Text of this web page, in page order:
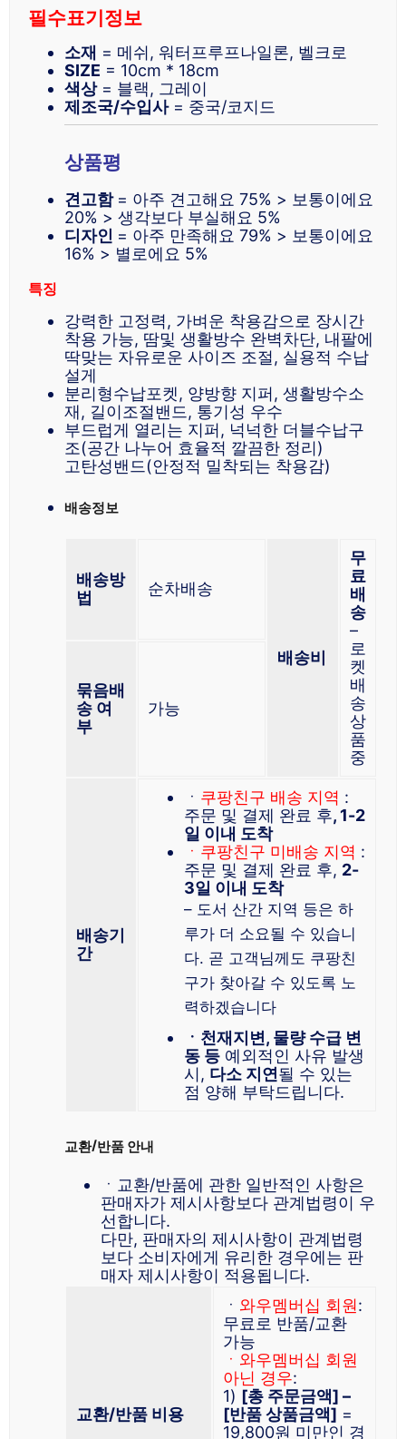
필수표기정보
소재 = 메쉬, 워터프루프나일론, 벨크로
SIZE = 10cm * 18cm
색상= 블랙, 그레이
제조국/수입사= 중국/코지드
상품평
견고함 = 아주 견고해요 75% > 보통이에요
20% > 생각보다 부실해요 5%
디자인 = 아주 만족해요 79% > 보통이에요
16% > 별로에요 5%
특징
강력한 고정력, 가벼운 착용감으로 장시간
착용 가능, 땀및 생활방수 완벽차단, 내팔에
딱맞는 자유로운 사이즈 조절, 실용적 수납
설게
분리형수납포켓, 양방향 지퍼, 생활방수소
재, 길이조절밴드, 통기성 우수
부드럽게 열리는 지퍼, 넉넉한 더블수납구
조(공간 나누어 효율적 깔끔한 정리)
고탄성밴드(안정적 밀착되는 착용감)
배송정보
배송방
법
순차배송
배송비
무
료
배
송
–
로
켓
배
송
상
품
중
묶음배
송 여
부
가능
배송기
간
ㆍ 쿠팡친구 배송 지역 :
주문 및 결제 완료 후, 1-2
일 이내 도착
ㆍ쿠팡친구 미배송 지역 :
주문 및 결제 완료 후, 2-
3일 이내 도착
– 도서 산간 지역 등은 하
루가 더 소요될 수 있습니
다. 곧 고객님께도 쿠팡친
구가 찾아갈 수 있도록 노
력하겠습니다
ㆍ천재지변, 물량 수급 변
동 등 예외적인 사유 발생
시, 다소 지연될 수 있는
점 양해 부탁드립니다.
교환/반품 안내
ㆍ교환/반품에 관한 일반적인 사항은
판매자가 제시사항보다 관계법령이 우
선합니다.
다만, 판매자의 제시사항이 관계법령
보다 소비자에게 유리한 경우에는 판
매자 제시사항이 적용됩니다.
교환/반품 비용
ㆍ 와우멤버십 회원:
무료로 반품/교환
가능
ㆍ와우멤버십 회원
아닌 경우:
1) [총 주문금액] –
[반품 상품금액] =
19,800원 미만인 경